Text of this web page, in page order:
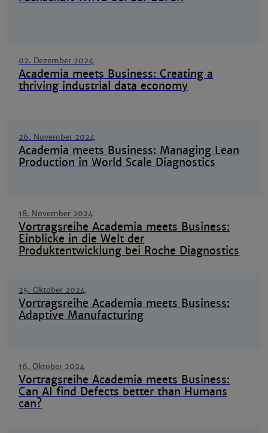
02. Dezember 2024
Academia meets Business: Creating a
thriving industrial data economy
26. November 2024
Academia meets Business: Managing Lean
Production in World Scale Diagnostics
18. November 2024
Vortragsreihe Academia meets Business:
Einblicke in die Welt der
Produktentwicklung bei Roche Diagnostics
25. Oktober 2024
Vortragsreihe Academia meets Business:
Adaptive Manufacturing
16. Oktober 2024
Vortragsreihe Academia meets Business:
Can AI find Defects better than Humans
can?